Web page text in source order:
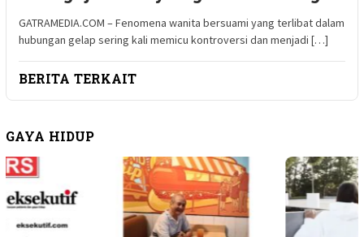
GATRAMEDIA.COM – Fenomena wanita bersuami yang terlibat dalam
hubungan gelap sering kali memicu kontroversi dan menjadi […]
BERITA TERKAIT
GAYA HIDUP